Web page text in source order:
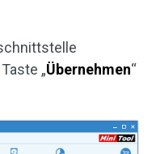
„Übernehmen“